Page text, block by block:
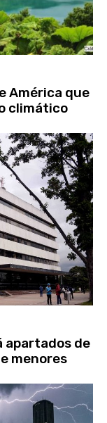
América que
climático
apartados de
menores